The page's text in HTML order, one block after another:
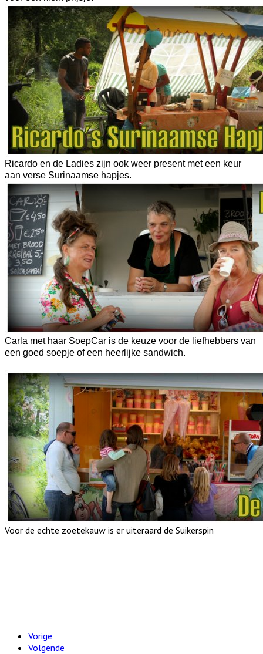
Ricardo en de Ladies zijn ook weer present met een keur
aan verse Surinaamse hapjes.
Carla met haar SoepCar is de keuze voor de liefhebbers van
een goed soepje of een heerlijke sandwich.
Voor de echte zoetekauw is er uiteraard de Suikerspin
Vorige
Volgende